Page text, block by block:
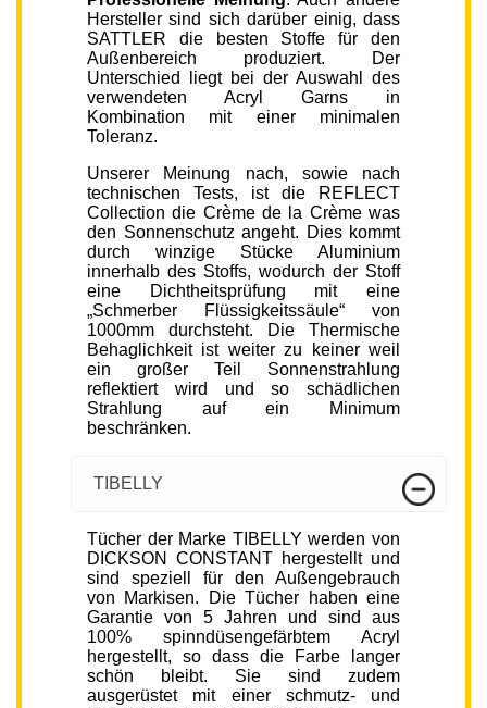
Hersteller sind sich darüber einig, dass
SATTLER die besten Stoffe für den
Außenbereich produziert. Der
Unterschied liegt bei der Auswahl des
verwendeten Acryl Garns in
Kombination mit einer minimalen
Toleranz.
Unserer Meinung nach, sowie nach
technischen Tests, ist die REFLECT
Collection die Crème de la Crème was
den Sonnenschutz angeht. Dies kommt
durch winzige Stücke Aluminium
innerhalb des Stoffs, wodurch der Stoff
eine Dichtheitsprüfung mit eine
„Schmerber Flüssigkeitssäule“ von
1000mm durchsteht. Die Thermische
Behaglichkeit ist weiter zu keiner weil
ein großer Teil Sonnenstrahlung
reflektiert wird und so schädlichen
Strahlung auf ein Minimum
beschränken.
TIBELLY
Tücher der Marke TIBELLY werden von
DICKSON CONSTANT hergestellt und
sind speziell für den Außengebrauch
von Markisen. Die Tücher haben eine
Garantie von 5 Jahren und sind aus
100% spinndüsengefärbtem Acryl
hergestellt, so dass die Farbe langer
schön bleibt. Sie sind zudem
ausgerüstet mit einer schmutz- und